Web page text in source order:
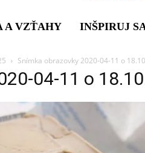
A VZŤAHY INŠPIRUJ
Snímka obrazovky 2020-04-11 o
04-11 o